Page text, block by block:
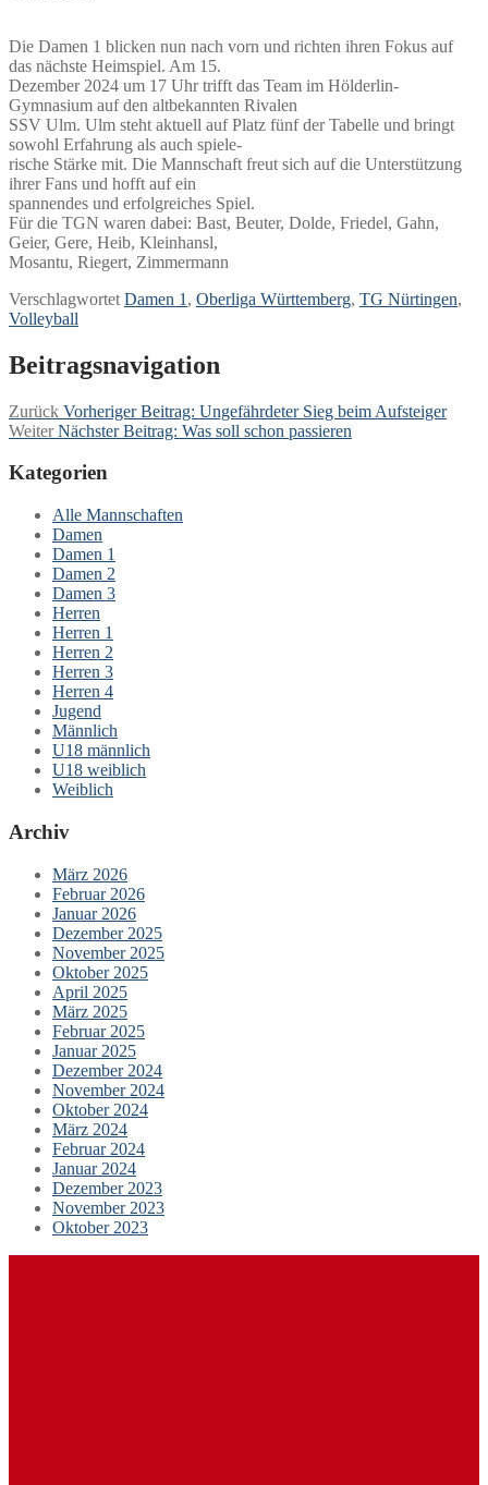
Die Damen 1 blicken nun nach vorn und richten ihren Fokus auf
das nächste Heimspiel. Am 15.
Dezember 2024 um 17 Uhr trifft das Team im Hölderlin-
Gymnasium auf den altbekannten Rivalen
SSV Ulm. Ulm steht aktuell auf Platz fünf der Tabelle und bringt
sowohl Erfahrung als auch spiele-
rische Stärke mit. Die Mannschaft freut sich auf die Unterstützung
ihrer Fans und hofft auf ein
spannendes und erfolgreiches Spiel.
Für die TGN waren dabei: Bast, Beuter, Dolde, Friedel, Gahn,
Geier, Gere, Heib, Kleinhansl,
Mosantu, Riegert, Zimmermann
Verschlagwortet Damen 1 , Oberliga Württemberg, TG Nürtingen,
Volleyball
Beitragsnavigation
Zurück Vorheriger Beitrag: Ungefährdeter Sieg beim Aufsteiger
Weiter Nächster Beitrag: Was soll schon passieren
Kategorien
Alle Mannschaften
Damen
Damen 1
Damen 2
Damen 3
Herren
Herren 1
Herren 2
Herren 3
Herren 4
Jugend
Männlich
U18 männlich
U18 weiblich
Weiblich
Archiv
März 2026
Februar 2026
Januar 2026
Dezember 2025
November 2025
Oktober 2025
April 2025
März 2025
Februar 2025
Januar 2025
Dezember 2024
November 2024
Oktober 2024
März 2024
Februar 2024
Januar 2024
Dezember 2023
November 2023
Oktober 2023